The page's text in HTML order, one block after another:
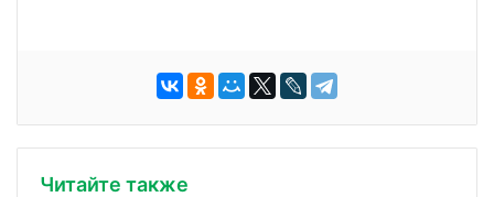
Читайте также